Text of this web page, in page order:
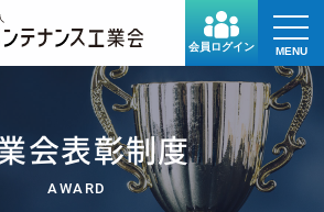
会員ログイン
toggle
MENU
会表彰制度
AWARD